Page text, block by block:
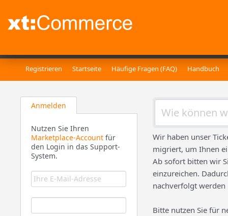
Registrieren Startseite Häufige Fragen (FAQ) Handbuch
Anmelden
Nutzen Sie Ihren
Marketplace-Accountfür
den Login in das Support-
System.
Wir haben unser
migriert, um Ihnen
Ab sofort bitten wir
einzureichen.
nachverfolgt werden
Bitte nutzen Sie für